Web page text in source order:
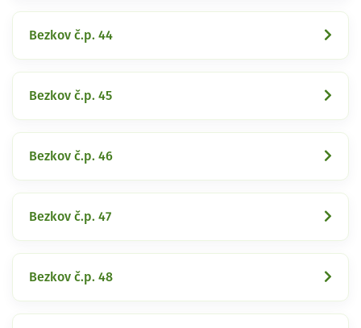
Bezkov č.p. 44
Bezkov č.p. 45
Bezkov č.p. 46
Bezkov č.p. 47
Bezkov č.p. 48